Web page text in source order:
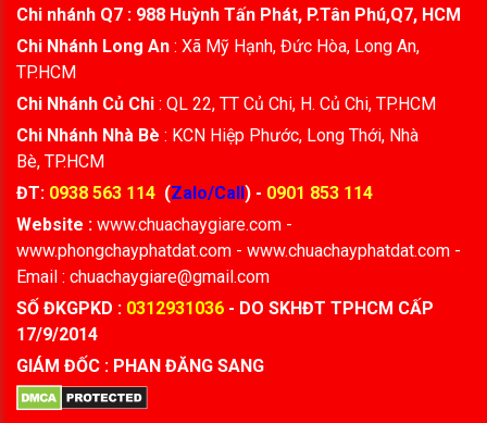
Chi nhánh Q7 : 988 Huỳnh Tấn Phát, P.Tân Phú,Q7, HCM
Chi Nhánh Long An : Xã Mỹ Hạnh, Đức Hòa, Long An,
TP.HCM
Chi Nhánh Củ Chi : QL 22, TT Củ Chi, H. Củ Chi, TP.HCM
Chi Nhánh Nhà Bè : KCN Hiệp Phước, Long Thới, Nhà
Bè, TP.HCM
ĐT: 0938 563 114 (Zalo/Call) - 0901 853 114
Website : www.chuachaygiare.com -
www.phongchayphatdat.com - www.chuachayphatdat.com -
Email : chuachaygiare@gmail.com
SỐ ĐKGPKD : 0312931036 - DO SKHĐT TPHCM CẤP
17/9/2014
GIÁM ĐỐC : PHAN ĐĂNG SANG